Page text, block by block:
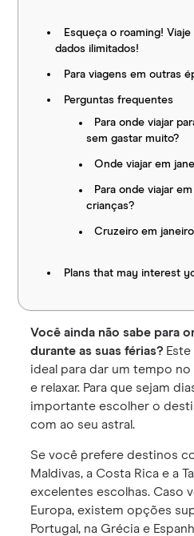
Esqueça o roaming!
dados ilimitados!
Para viagens em outras
Perguntas frequentes
Para onde viajar
sem gastar muito?
Onde viajar em
Para onde viajar
crianças?
Cruzeiro em
Plans that may interest
Você ainda não sabe para
durante as suas férias?
ideal para dar um tempo
e relaxar. Para que sejam
importante escolher o
com ao seu astral.
Se você prefere destinos
Maldivas, a Costa Rica e a
excelentes escolhas. Caso
Europa, existem opções
Portugal, na Grécia e